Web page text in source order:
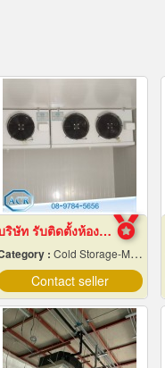
บริษัท รับติดตั้งห้องเย็น
: Cold Storage-Manufacturers & Installation Designer
Contact seller